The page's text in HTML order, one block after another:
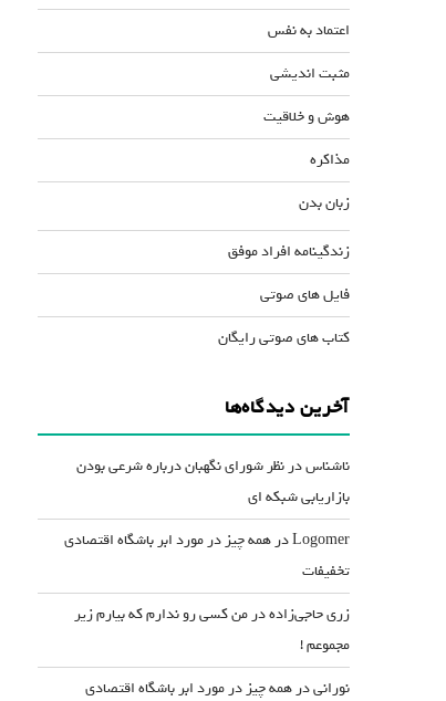
اعتماد به نفس
مثبت اندیشی
هوش و خلاقیت
مذاکره
زبان بدن
زندگینامه افراد موفق
فایل های صوتی
کتاب های صوتی رایگان
آخرین دیدگاه‌ها
ناشناسدر نظر شورای نگهبان درباره شرعی بودن
بازاریابی شبکه ای
Logomerدر همه چیز در مورد ابر باشگاه اقتصادی
تخفیفات
زری حاجی‌زادهدر من کسی رو ندارم که بیارم زیر
مجموعم !
نورانیدر همه چیز در مورد ابر باشگاه اقتصادی